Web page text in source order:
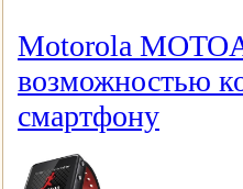
Motorola
возможностью
смартфону